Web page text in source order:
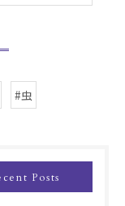
#虫
Posts